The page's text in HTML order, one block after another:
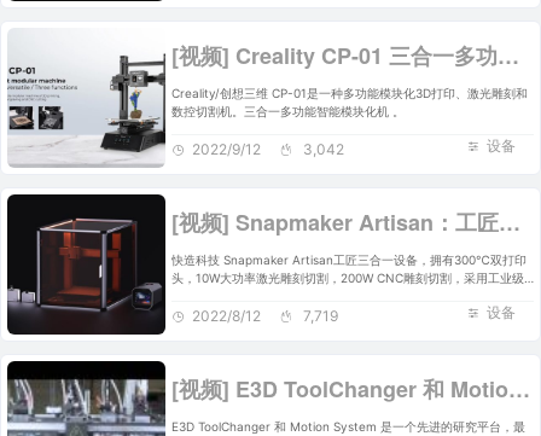
[视频] Creality CP-01 三合一多功能智能模块化机
Creality/创想三维 CP-01是一种多功能模块化3D打印、激光雕刻和
数控切割机。三合一多功能智能模块化机 。
设备
2022/9/12 3,042
[视频] Snapmaker Artisan：工匠三合一3D打印机 打造桌面级个人工坊
快造科技 Snapmaker Artisan工匠三合一设备，拥有300℃双打印
头，10W大功率激光雕刻切割，200W CNC雕刻切割，采用工业级
头、平台和热端，7" 触摸屏，全新UI，免费三合一软件：
设备
2022/8/12 7,719
[视频] E3D ToolChanger 和 Motion System 套装
E3D ToolChanger 和 Motion System 是一个先进的研究平台，最